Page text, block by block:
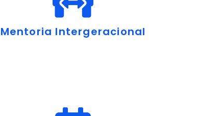
Mentoria Intergeracional